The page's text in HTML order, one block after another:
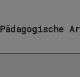
Pädagogische